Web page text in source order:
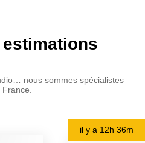
nous sommes spécialistes
il y a 12h 36m